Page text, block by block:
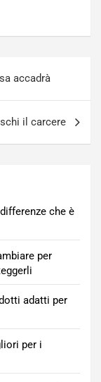
accadrà
il carcere
che è
per
adatti per
per i